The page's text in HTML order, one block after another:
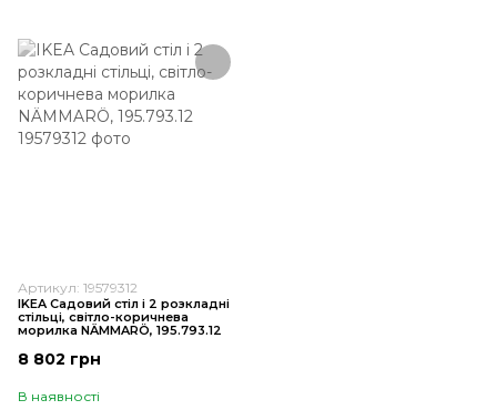
Артикул: 19579312
IKEA Садовий стіл і 2 розкладні
стільці, світло-коричнева
морилка NÄMMARÖ, 195.793.12
8 802 грн
В наявності